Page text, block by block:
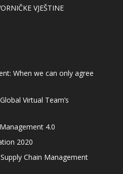
VJEŠTINE
When we can only agree
Virtual Team’s
4.0
2020
Chain Management